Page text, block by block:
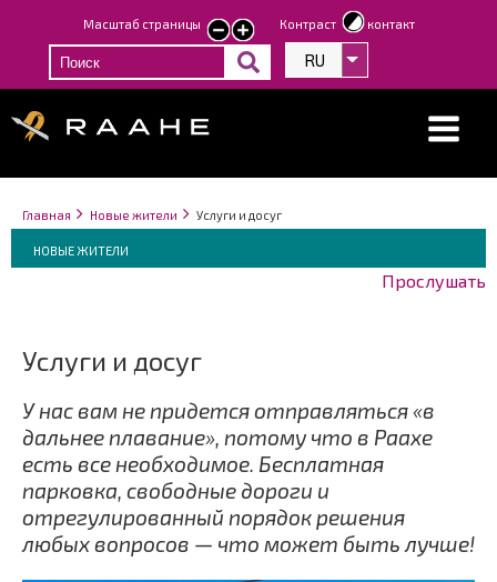
Перейти
к
основному
Масштаб страницы
smallerlarger
text
Контраст контакт
RU Список
Строка
навигации
You
here:
Главная Новые жители Услуги и досуг
Breadcrumbs
You
are
НОВЫЕ ЖИТЕЛИ
Прослушать
Услуги и досуг
У нас вам не придется отправляться «в
дальнее плавание», потому что в Раахе
есть все необходимое. Бесплатная
парковка, свободные дороги и
отрегулированный порядок решения
любых вопросов — что может быть лучше!